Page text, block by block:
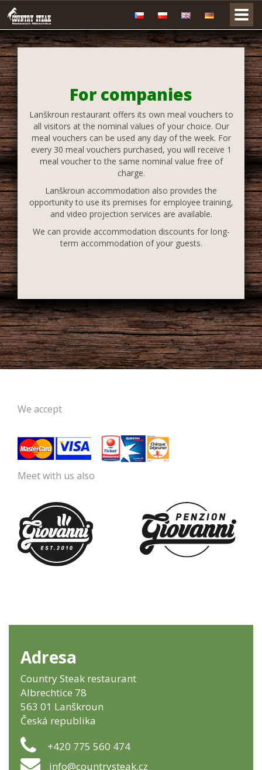
For companies
Lanškroun restaurant offers its own meal vouchers to
all visitors at the nominal values of your choice. Our
meal vouchers can be used any day of the week. For
every 30 meal vouchers purchased, you will receive 1
meal voucher to the same nominal value free of
charge.
Lanškroun accommodation also provides the
opportunity to use its premises for employee training,
and video projection services are available.
We can provide accommodation discounts for long-
term accommodation of your guests.
We accept
Meet with us also
Adresa
Country Steak restaurant
Albrechtice 78
563 01 Lanškroun
Česká republika
+420 775 560 474
info@countrysteak.cz